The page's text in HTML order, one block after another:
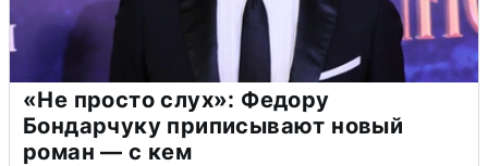
«Не просто слух»: Федору
Бондарчуку приписывают новый
роман — с кем